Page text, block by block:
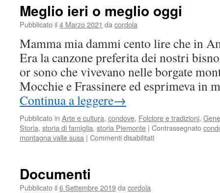
Meglio ieri o meglio oggi
Pubblicato il 4 Marzo 2021 da cordola
Mamma mia dammi cento lire che in
Era la canzone preferita dei nostri
or sono che vivevano nelle borgate
Mocchie e Frassinere ed esprimeva in
Continua a leggere→
Pubblicato in Arte e cultura, condove, Folclore e tradizioni,
Storia, storia di famiglia, storia Piemonte | Contrassegnato
montagna valle susa | Commenti disabilitatisu
Documenti
Pubblicato il 6 Settembre 2019da cordola